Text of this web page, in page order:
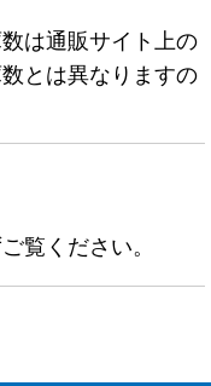
は通販サイト上の
とは異なりますの
覧ください。